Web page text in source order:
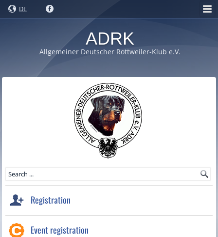
DE
ADRK
Allgemeiner Deutscher Rottweiler-Klub e.V.
Registration
Event registration